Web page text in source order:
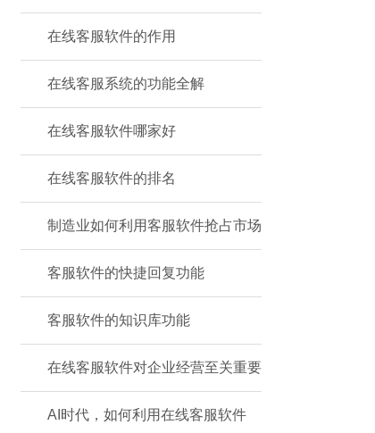
在线客服软件的作用
在线客服系统的功能全解
在线客服软件哪家好
在线客服软件的排名
制造业如何利用客服软件抢占市场
客服软件的快捷回复功能
客服软件的知识库功能
在线客服软件对企业经营至关重要
AI时代，如何利用在线客服软件